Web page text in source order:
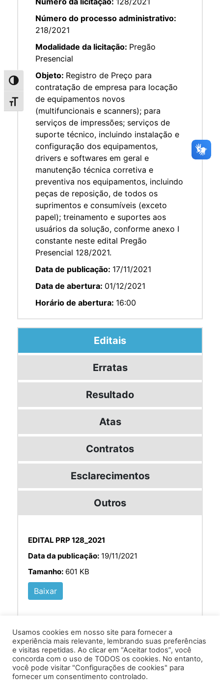
Alternar alto contraste
Alternar tamanho da fonte
Número do processo administrativo:
218/2021
Modalidade da licitação: Pregão
Presencial
Objeto: Registro de Preço para
contratação de empresa para locação
de equipamentos novos
(multifuncionais e scanners); para
serviços de impressões; serviços de
suporte técnico, incluindo instalação e
configuração dos equipamentos,
drivers e softwares em geral e
manutenção técnica corretiva e
preventiva nos equipamentos, incluindo
peças de reposição, de todos os
suprimentos e consumíveis (exceto
papel); treinamento e suportes aos
usuários da solução, conforme anexo I
constante neste edital Pregão
Presencial 128/2021.
Data de publicação: 17/11/2021
Data de abertura: 01/12/2021
Horário de abertura: 16:00
Editais
Erratas
Resultado
Atas
Contratos
Esclarecimentos
Outros
EDITAL PRP 128_2021
Data da publicação: 19/11/2021
Tamanho: 601 KB
Baixar
Av. Prof. Armando Alves da Silva, nº 1950 - Zacarias,
Caratinga - MG - 35302-403 / Tel: (33) 3329 8000
Usamos cookies em nosso site para fornecer a
experiência mais relevante, lembrando suas preferências
e visitas repetidas. Ao clicar em “Aceitar todos”, você
concorda com o uso de TODOS os cookies. No entanto,
você pode visitar "Configurações de cookies" para
fornecer um consentimento controlado.